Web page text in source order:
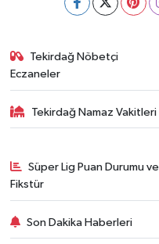
Tekirdağ Nöbetçi
Eczaneler
Tekirdağ Namaz Vakitleri
Süper Lig Puan Durumu ve
Fikstür
Son Dakika Haberleri